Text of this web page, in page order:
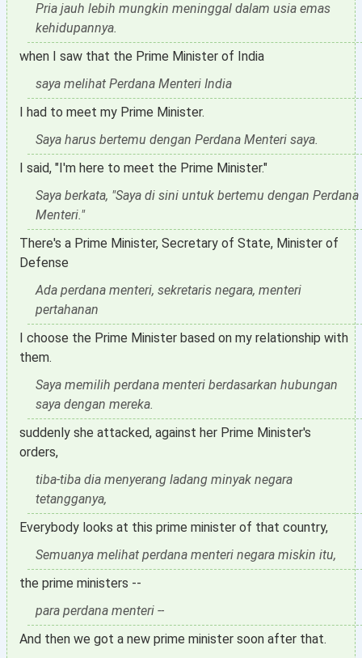
Pria jauh lebih mungkin meninggal dalam usia emas
kehidupannya.
when I saw that the Prime Minister of India
saya melihat Perdana Menteri India
I had to meet my Prime Minister.
Saya harus bertemu dengan Perdana Menteri saya.
I said, "I'm here to meet the Prime Minister."
Saya berkata, "Saya di sini untuk bertemu dengan Perdana
Menteri."
There's a Prime Minister, Secretary of State, Minister of
Defense
Ada perdana menteri, sekretaris negara, menteri
pertahanan
I choose the Prime Minister based on my relationship with
them.
Saya memilih perdana menteri berdasarkan hubungan
saya dengan mereka.
suddenly she attacked, against her Prime Minister's
orders,
tiba-tiba dia menyerang ladang minyak negara
tetangganya,
Everybody looks at this prime minister of that country,
Semuanya melihat perdana menteri negara miskin itu,
the prime ministers --
para perdana menteri --
And then we got a new prime minister soon after that.